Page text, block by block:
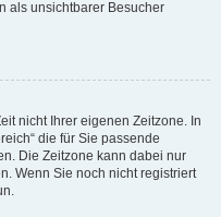
als unsichtbarer Besucher
nicht Ihrer eigenen Zeitzone. In
die für Sie passende
Die Zeitzone kann dabei nur
Wenn Sie noch nicht registriert